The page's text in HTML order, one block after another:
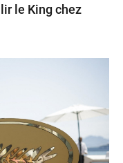
le King chez